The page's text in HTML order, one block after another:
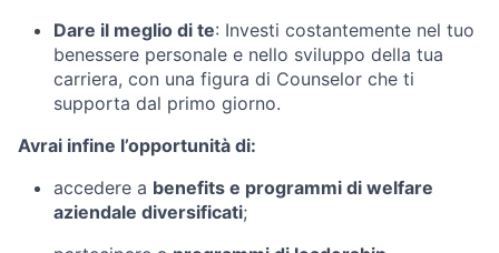
Dare il meglio di te: Investi costantemente nel tuo
benessere personale e nello sviluppo della tua
carriera, con una figura di Counselor che ti
supporta dal primo giorno.
Avrai infine l’opportunità di:
accedere a benefits e programmi di welfare
aziendale diversificati;